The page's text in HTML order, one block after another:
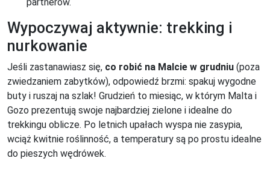
Wypoczywaj aktywnie: trekking i
nurkowanie
Jeśli zastanawiasz się, co robić na Malcie w grudniu (poza
zwiedzaniem zabytków), odpowiedź brzmi: spakuj wygodne
buty i ruszaj na szlak! Grudzień to miesiąc, w którym Malta i
Gozo prezentują swoje najbardziej zielone i idealne do
trekkingu oblicze. Po letnich upałach wyspa nie zasypia,
wciąż kwitnie roślinność, a temperatury są po prostu idealne
do pieszych wędrówek.